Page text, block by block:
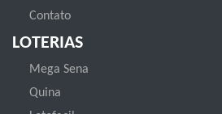
Contato
LOTERIAS
Mega Sena
Quina